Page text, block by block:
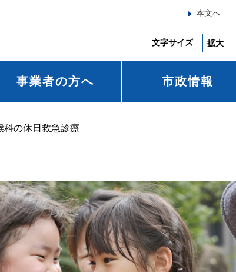
本文へ
文字サイズ 拡大
事業者の方へ 市政情報
科の休日救急診療